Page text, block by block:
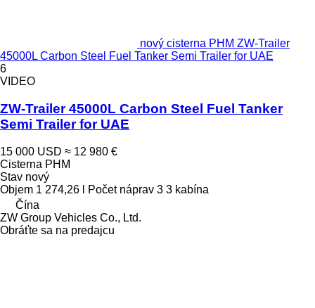
nový cisterna PHM ZW-Trailer
45000L Carbon Steel Fuel Tanker Semi Trailer for UAE
6
VIDEO
ZW-Trailer 45000L Carbon Steel Fuel Tanker
Semi Trailer for UAE
15 000 USD ≈ 12 980 €
Cisterna PHM
Stav nový
Objem 1 274,26 l Počet náprav 3 3 kabína
Čína
ZW Group Vehicles Co., Ltd.
Obráťte sa na predajcu